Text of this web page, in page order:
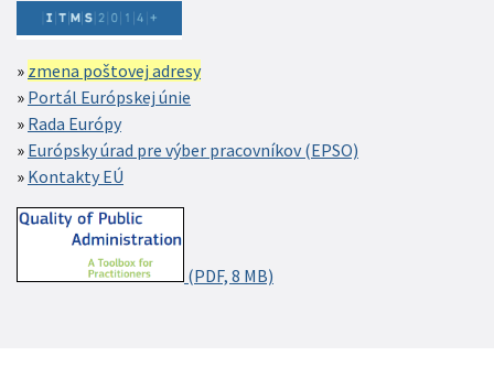
zmena poštovej adresy
Portál Európskej únie
Rada Európy
Európsky úrad pre výber pracovníkov (EPSO)
Kontakty EÚ
(PDF, 8 MB)